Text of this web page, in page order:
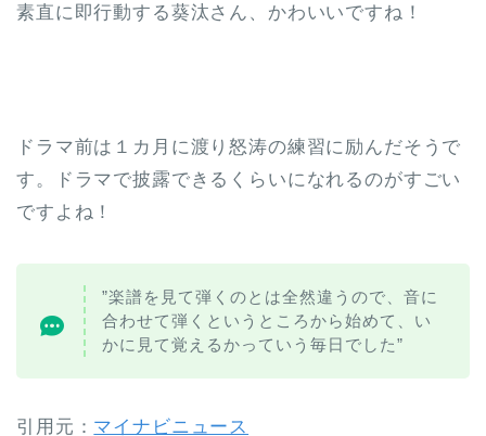
素直に即行動する葵汰さん、かわいいですね！
ドラマ前は１カ月に渡り怒涛の練習に励んだそうで
す。ドラマで披露できるくらいになれるのがすごい
ですよね！
”楽譜を見て弾くのとは全然違うので、音に
合わせて弾くというところから始めて、い
かに見て覚えるかっていう毎日でした”
引用元： マイナビニュース